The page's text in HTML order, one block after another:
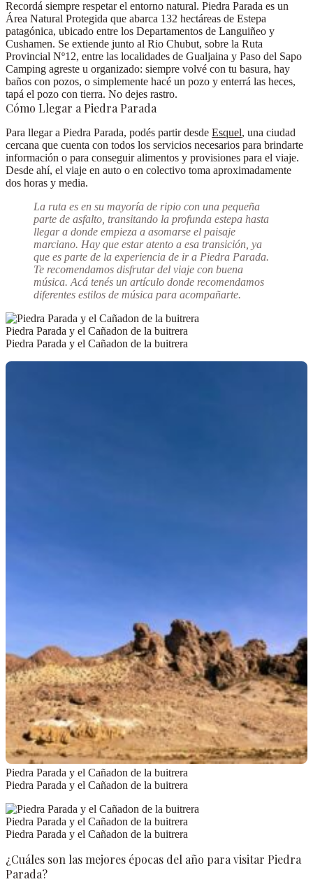
Recordá siempre respetar el entorno natural. Piedra Parada es un
Área Natural Protegida que abarca 132 hectáreas de Estepa
patagónica, ubicado entre los Departamentos de Languiñeo y
Cushamen. Se extiende junto al Rio Chubut, sobre la Ruta
Provincial Nº12, entre las localidades de Gualjaina y Paso del Sapo
Camping agreste u organizado: siempre volvé con tu basura, hay
baños con pozos, o simplemente hacé un pozo y enterrá las heces,
tapá el pozo con tierra. No dejes rastro.
Cómo Llegar a Piedra Parada
Para llegar a Piedra Parada, podés partir desde Esquel, una ciudad
cercana que cuenta con todos los servicios necesarios para brindarte
información o para conseguir alimentos y provisiones para el viaje.
Desde ahí, el viaje en auto o en colectivo toma aproximadamente
dos horas y media.
La ruta es en su mayoría de ripio con una pequeña
parte de asfalto, transitando la profunda estepa hasta
llegar a donde empieza a asomarse el paisaje
marciano. Hay que estar atento a esa transición, ya
que es parte de la experiencia de ir a Piedra Parada.
Te recomendamos disfrutar del viaje con buena
música. Acá tenés un artículo donde recomendamos
diferentes estilos de música para acompañarte.
Piedra Parada y el Cañadon de la buitrera
Piedra Parada y el Cañadon de la buitrera
Piedra Parada y el Cañadon de la buitrera
Piedra Parada y el Cañadon de la buitrera
Piedra Parada y el Cañadon de la buitrera
Piedra Parada y el Cañadon de la buitrera
¿Cuáles son las mejores épocas del año para visitar Piedra
Parada?